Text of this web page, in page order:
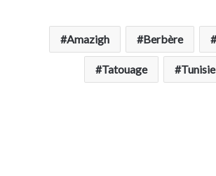
Amazigh Berbère
Tatouage Tunisie